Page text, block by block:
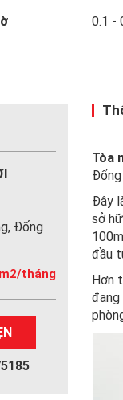
0.1 -
Đống
tháng
Tòa
Đây
sở
đầu
Hơn
đang